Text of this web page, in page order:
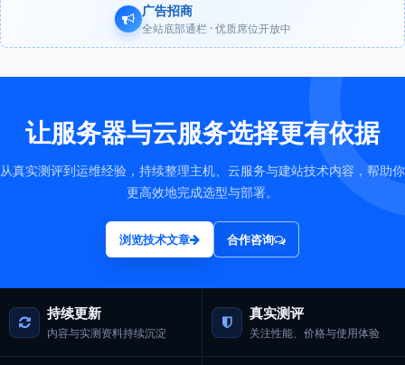
广告招商
全站底部通栏 · 优质席位开放中
让服务器与云服务选择更有依据
从真实测评到运维经验，持续整理主机、云服务与建站技术内容，帮助你
更高效地完成选型与部署。
浏览技术文章 合作咨询
持续更新
内容与实测资料持续沉淀
真实测评
关注性能、价格与使用体验